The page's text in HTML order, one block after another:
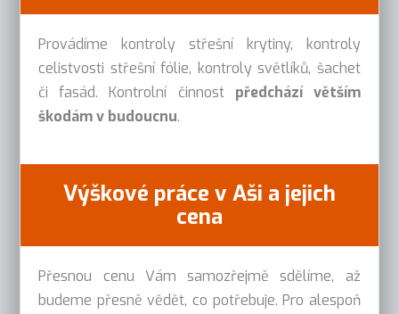
Provádíme kontroly střešní krytiny, kontroly
celistvosti střešní fólie, kontroly světlíků, šachet
či fasád. Kontrolní činnost předchází větším
škodám v budoucnu.
Výškové práce v Aši a jejich
cena
Přesnou cenu Vám samozřejmě sdělíme, až
budeme přesně vědět, co potřebuje. Pro alespoň